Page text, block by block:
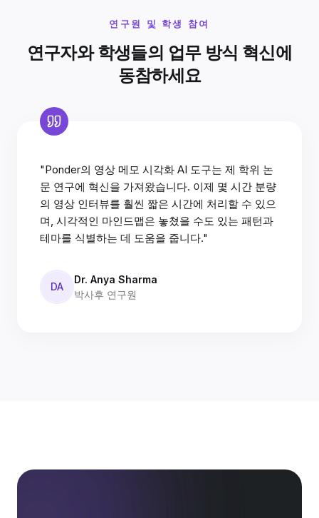
연구원 및 학생 참여
연구자와 학생들의 업무 방식 혁신에
동참하세요
"Ponder의 영상 메모 시각화 AI 도구는 제 학위 논
문 연구에 혁신을 가져왔습니다. 이제 몇 시간 분량
의 영상 인터뷰를 훨씬 짧은 시간에 처리할 수 있으
며, 시각적인 마인드맵은 놓쳤을 수도 있는 패턴과
테마를 식별하는 데 도움을 줍니다."
DA
Dr. Anya Sharma
박사후 연구원